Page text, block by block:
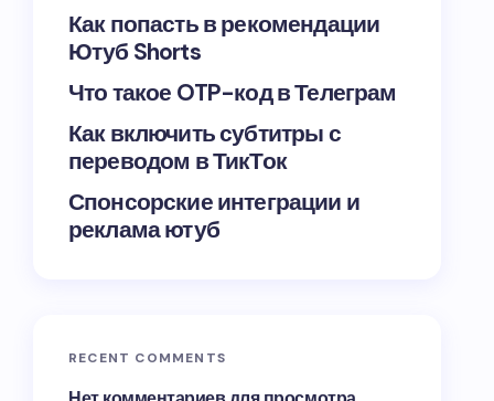
Как попасть в рекомендации
Ютуб Shorts
Что такое OTP-код в Телеграм
Как включить субтитры с
переводом в ТикТок
Спонсорские интеграции и
реклама ютуб
RECENT COMMENTS